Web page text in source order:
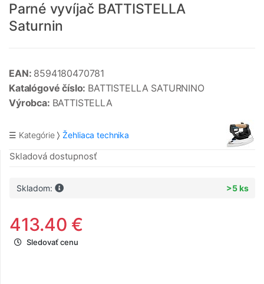
Parné vyvíjač BATTISTELLA
Saturnin
EAN: 8594180470781
Katalógové číslo: BATTISTELLA SATURNINO
Výrobca: BATTISTELLA
☰ Kategórie Žehliaca technika
Skladová dostupnosť
Skladom: >5 ks
413.40 €
Sledovať cenu